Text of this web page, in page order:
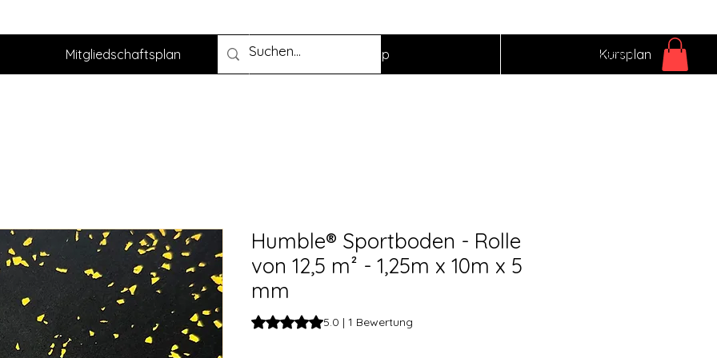
Mitgliedschaftsplan Shop Kursplan
Einloggen
Humble® Sportboden - Rolle
von 12,5 m² - 1,25m x 10m x 5
mm
Das Rating beträgt 5.0 von fünf Sternen, basierend auf 1 Bewertung.
5.0 | 1 Bewertung